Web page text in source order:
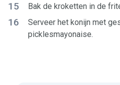
15 Bak de kroketten in de
16
Serveer het konijn met
picklesmayonaise.